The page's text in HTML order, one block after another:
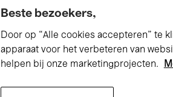
Beste bezoekers,
Door op “Alle cookies accepteren” te
apparaat voor het verbeteren van
helpen bij onze marketingprojecten.